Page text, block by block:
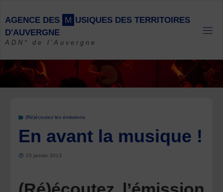
content
AGENCE DES M USIQUES DES TERRITOIRES
D'AUVERGNE
ADN* de l'Auvergne
(Ré)écoutez les émissions
En avant la musique !
25 janvier 2013